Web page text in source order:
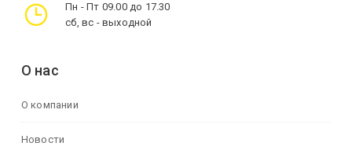
Пн - Пт 09.00 до 17.30
сб, вс - выходной
О нас
О компании
Новости